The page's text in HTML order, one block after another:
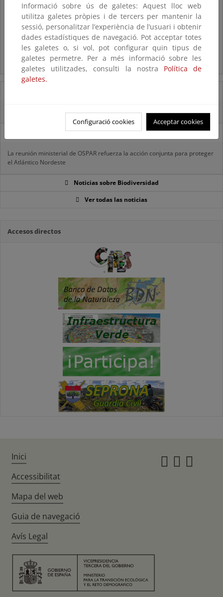
Listas patrón
El MITECO revisa y actualiza la Lista Patrón de las especies
silvestres presentes en España
Preguntas frecuentes...
Acceso a los recursos genéticos y reparto de beneficios
El censo de aves del Parque Nacional de las Tablas bate récords históricos
La reunión ministerial de OSPAR refuerza la acción conjunta para proteger
el Atlántico Nordeste
Noticias sobre Biodiversidad
Ver todas las noticias
Accesos directos
Informació sobre ús de galetes: Aquest lloc web
utilitza galetes pròpies i de tercers per mantenir la
sessió, personalitzar l’experiència de l’usuari i obtenir
dades estadístiques de navegació. Pot acceptar totes
les galetes o, si vol, pot configurar quin tipus de
galetes permetre. Per a més informació sobre les
galetes utilitzades, consulti la nostra Política de
galetes.
Configuració cookies Acceptar cookies
Inici
Accessibilitat
Mapa del web
Guia de navegació
Avís Legal